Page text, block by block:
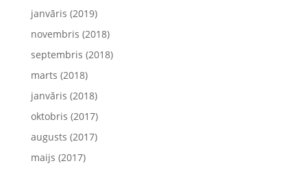
janvāris (2019)
novembris (2018)
septembris (2018)
marts (2018)
janvāris (2018)
oktobris (2017)
augusts (2017)
maijs (2017)